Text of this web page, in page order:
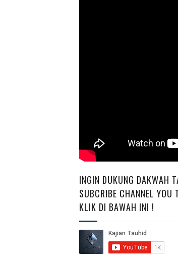
INGIN DUKUNG DAKWAH
SUBCRIBE CHANNEL YOU
KLIK DI BAWAH INI !